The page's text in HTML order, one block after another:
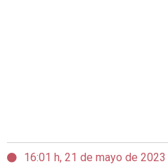
16:01 h, 21 de mayo de 2023